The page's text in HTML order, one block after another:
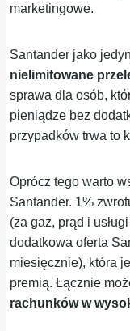
marketingowe.
Santander jako
nielimitowane
sprawa dla osób,
pieniądze bez
przypadków trwa to
Oprócz tego warto
Santander. 1%
(za gaz, prąd i
dodatkowa oferta
miesięcznie), która
premią. Łącznie
rachunków w